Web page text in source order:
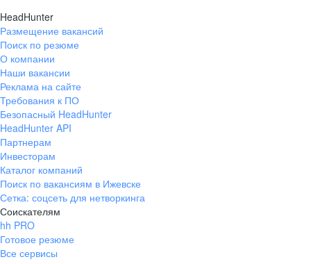
HeadHunter
Размещение вакансий
Поиск по резюме
О компании
Наши вакансии
Реклама на сайте
Требования к ПО
Безопасный HeadHunter
HeadHunter API
Партнерам
Инвесторам
Каталог компаний
Поиск по вакансиям в Ижевске
Сетка: соцсеть для нетворкинга
Соискателям
hh PRO
Готовое резюме
Все сервисы